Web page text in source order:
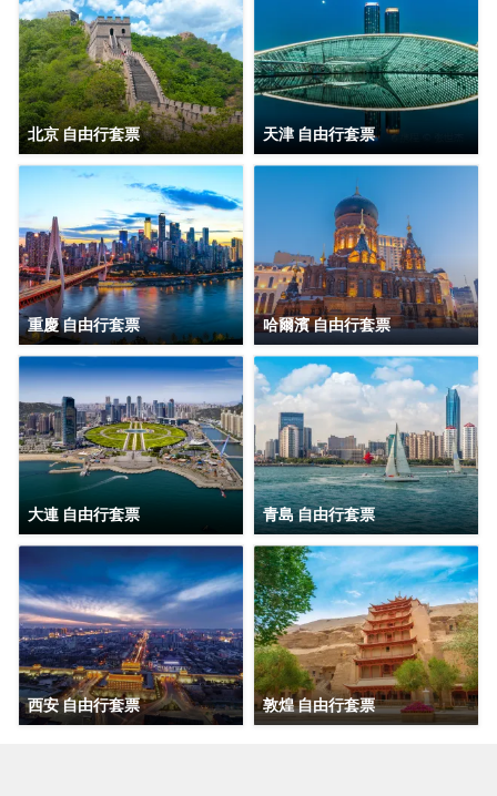
牌酒店，按照維也納國際5.0標準裝修，簡約時尚，整體風格
舒適典雅。客房寬敞明亮，房內布置精美，處處體現人性化
的理念。 酒店還有免費停車場、休閒茶吧、精品早餐、寬敞
會議室等，同時還為您提供24小時免費浦東機場接機（需預
約）等服務，賓客抵達浦東機場並取完行李聯繫當值司機
（13651944838），T1航站樓-三樓-3號門，T2航站樓-三
樓29號門，另酒店提供迪士尼樂園免費班車服務，送站時間
早上07：20一班車子送往迪士尼樂園，晚上第二場煙花結束
接回預計時間約22：00左右。是商務、休閒、會務的理想酒
店。
北京 自由行套票 天津 自由行套票
重慶 自由行套票 哈爾濱 自由行套票
大連 自由行套票 青島 自由行套票
西安 自由行套票 敦煌 自由行套票